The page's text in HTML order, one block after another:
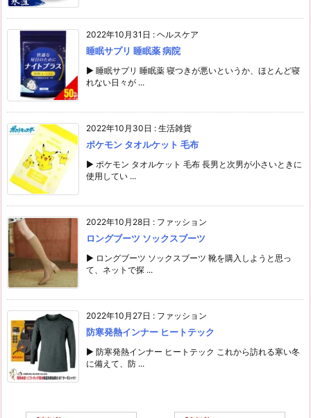
2022年10月31日 : ヘルスケア
睡眠サプリ 睡眠薬 病院
▶ 睡眠サプリ 睡眠薬 寝つきが悪いというか、ほとんど寝
れない日々が ...
2022年10月30日 : 生活雑貨
ポケモン タオルケット 毛布
▶ ポケモン タオルケット 毛布 長男と次男が小さいときに
使用してい ...
2022年10月28日 : ファッション
ロングブーツ ソックスブーツ
▶ ロングブーツ ソックスブーツ 靴を購入しようと思っ
て、ネットで探 ...
2022年10月27日 : ファッション
防寒発熱インナー ヒートテック
▶ 防寒発熱インナー ヒートテック これから訪れる寒い冬
に備えて、防 ...